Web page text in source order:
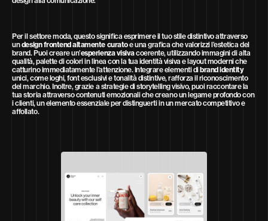
Per il settore moda, questo significa esprimere il tuo stile distintivo attraverso
undesign frontend altamente curatoe una grafica che valorizzi l’estetica del
brand. Puoi creare un’esperienza visivacoerente, utilizzando immagini di alta
qualità, palette di colori in linea con la tua identità visiva e layout moderni che
catturino immediatamente l’attenzione. Integrare elementi dibrand identity
unici, come loghi, font esclusivi e tonalità distintive, rafforza il riconoscimento
del marchio. Inoltre, grazie a strategie di storytelling visivo, puoi raccontare la
tua storia attraverso contenuti emozionali che creano un legame profondo con
i clienti, un elemento essenziale per distinguerti in un mercato competitivo e
affollato.